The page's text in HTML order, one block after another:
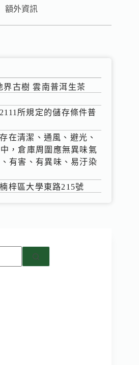
額外資訊
界古樹 雲南普洱生茶
所規定的儲存條件普
在清潔、通風、避光、
，倉庫周圍應無異味氣
有害、有異味、易汙染
梓區大學東路215號